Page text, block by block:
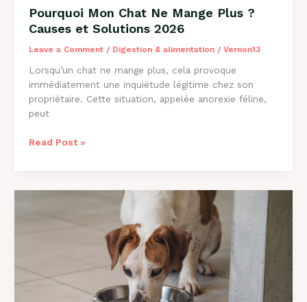
Pourquoi Mon Chat Ne Mange Plus ?
Causes et Solutions 2026
Leave a Comment / Digestion & alimentation/ Vernon13
Lorsqu’un chat ne mange plus, cela provoque
immédiatement une inquiétude légitime chez son
propriétaire. Cette situation, appelée anorexie féline,
peut
Pourquoi
Read Post »